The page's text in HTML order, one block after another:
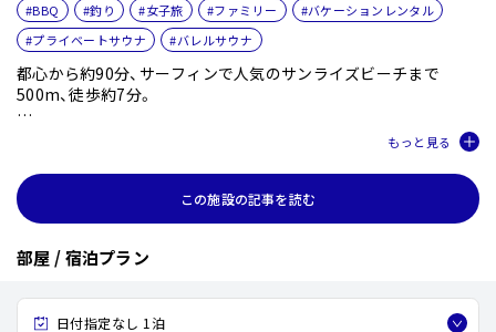
#BBQ
#釣り #女子旅 #ファミリー
#バケーションレンタル
#プライベートサウナ
#バレルサウナ
都心から約90分、サーフィンで人気のサンライズビーチまで
500m、徒歩約7分。
大型バレルサウナとジャグジーで寛ぐ一棟貸し別荘、
施設内に最大8名様にてご利用頂ける国産ヒノキの大型バレルサ
ウナと屋外ジャグジー、BBQができる広々したウッドデッキを設
上のプライベート空間をお楽しみいただけます。
この施設の記事を読む
部屋 / 宿泊プラン
日付指定なし 1泊